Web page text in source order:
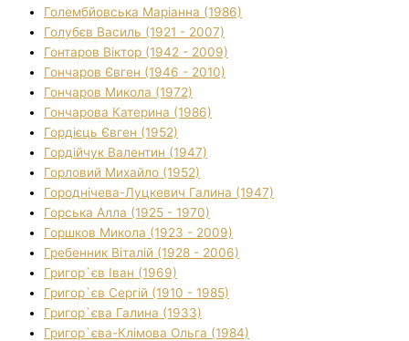
Голембйовська Маріанна (1986)
Голубєв Василь (1921 - 2007)
Гонтаров Віктор (1942 - 2009)
Гончаров Євген (1946 - 2010)
Гончаров Микола (1972)
Гончарова Катерина (1986)
Гордієць Євген (1952)
Гордійчук Валентин (1947)
Горловий Михайло (1952)
Городнічева-Луцкевич Галина (1947)
Горська Алла (1925 - 1970)
Горшков Микола (1923 - 2009)
Гребенник Віталій (1928 - 2006)
Григор`єв Іван (1969)
Григор`єв Сергій (1910 - 1985)
Григор`єва Галина (1933)
Григор`єва-Клімова Ольга (1984)